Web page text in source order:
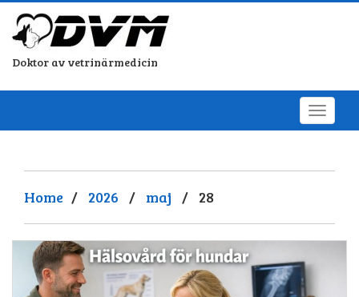
Doktor av vetrinärmedicin
Home / 2026 / maj / 28